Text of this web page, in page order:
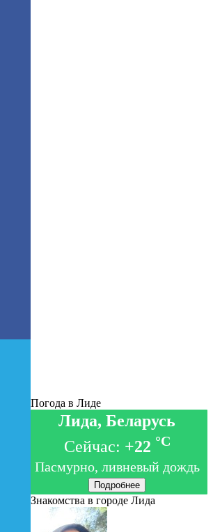
Погода в Лиде
Лида, Беларусь
Сейчас: +22 °C
Пасмурно, ливневый дождь
Подробнее
Знакомства в городе Лида